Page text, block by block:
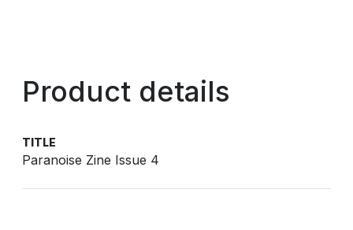
Product details
TITLE
Paranoise Zine Issue 4